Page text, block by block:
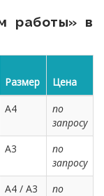
работы» в
Размер
Цена
A4
по
запросу
A3
по
запросу
A4 / A3
по